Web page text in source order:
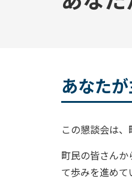
あなた
この懇談会は
町民の皆さん
て歩みを進めて